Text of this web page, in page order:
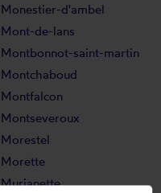
Monestier-d'ambel
Mont-de-lans
Montbonnot-saint-martin
Montchaboud
Montfalcon
Montseveroux
Morestel
Morette
Murianette